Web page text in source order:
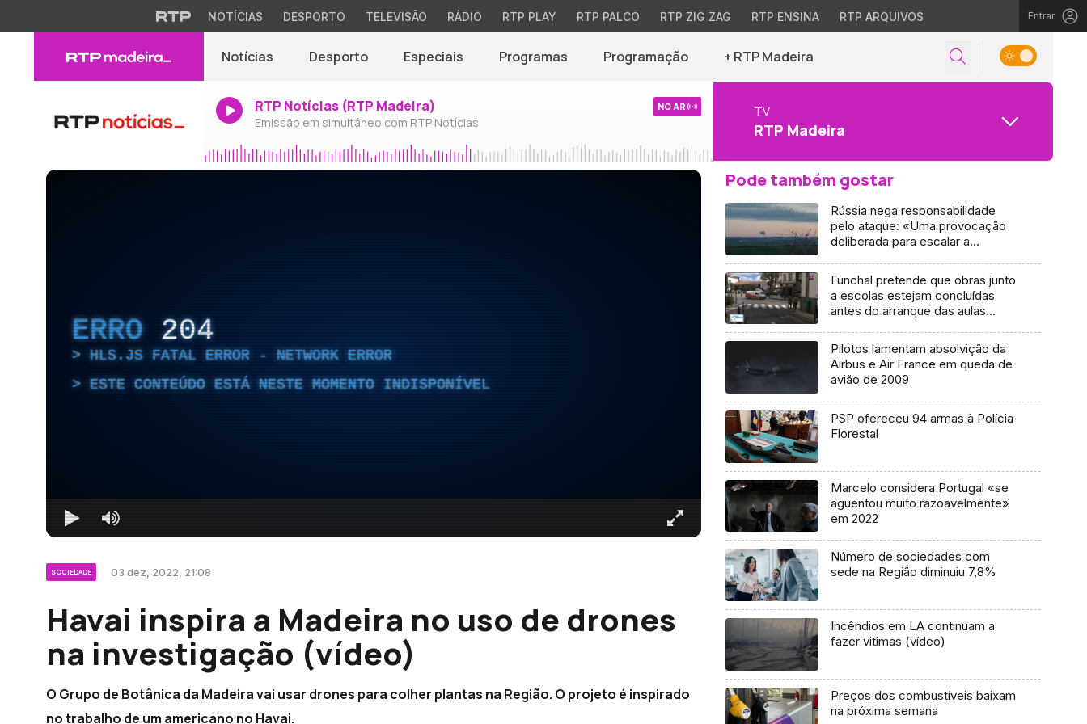
NOTÍCIAS DESPORTO TELEVISÃO RÁDIO RTP PLAY RTP PALCO RTP ZIG ZAG RTP ENSINA RTP ARQUIVOS Entrar
Notícias Desporto Especiais Programas Programação + RTP Madeira
RTP Notícias (RTP Madeira)
Emissão em simultâneo com RTP Notícias
NO AR TV
RTP Madeira
ERRO 204
HLS.JS FATAL ERROR - NETWORK ERROR
ESTE CONTEÚDO ESTÁ NESTE MOMENTO INDISPONÍVEL
SOCIEDADE 03 dez, 2022, 21:08
Havai inspira a Madeira no uso de drones
na investigação (vídeo)
O Grupo de Botânica da Madeira vai usar drones para colher plantas na Região. O projeto é inspirado
no trabalho de um americano no Havai.
Pode também gostar
Rússia nega responsabilidade
pelo ataque: «Uma provocação
deliberada para escalar a
Funchal pretende que obras junto
a escolas estejam concluídas
antes do arranque das aulas
Pilotos lamentam absolvição da
Airbus e Air France em queda de
avião de 2009
PSP ofereceu 94 armas à Polícia
Florestal
Marcelo considera Portugal «se
aguentou muito razoavelmente»
em 2022
Número de sociedades com
sede na Região diminuiu 7,8%
Incêndios em LA continuam a
fazer vitimas (vídeo)
Preços dos combustíveis baixam
na próxima semana